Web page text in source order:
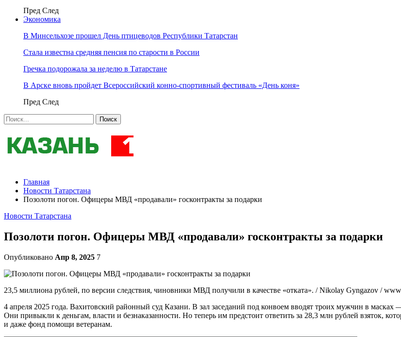
Пред След
Экономика
В Минсельхозе прошел День птицеводов Республики Татарстан
Стала известна средняя пенсия по старости в России
Гречка подорожала за неделю в Татарстане
В Арске вновь пройдет Всероссийский конно-спортивный фестиваль «День коня»
Пред След
Главная
Новости Татарстана
Позолоти погон. Офицеры МВД «продавали» госконтракты за подарки
Новости Татарстана
Позолоти погон. Офицеры МВД «продавали» госконтракты за подарки
Опубликовано Апр 8, 2025 7
23,5 миллиона рублей, по версии следствия, чиновники МВД получили в качестве «отката». / Nikolay Gyngazov /
4 апреля 2025 года. Вахитовский районный суд Казани. В зал заседаний под конвоем вводят троих мужчин в
Они привыкли к деньгам, власти и безнаказанности. Но теперь им предстоит ответить за 28,3 млн рублей взяток,
и даже фонд помощи ветеранам.